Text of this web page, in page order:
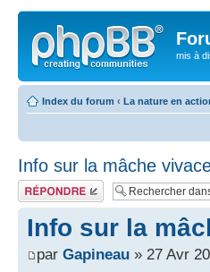
mis à
Index du forum ‹ La nature en
Info sur la mâche
Publier une
réponse
Info sur la
par Gapineau » 27 Avr